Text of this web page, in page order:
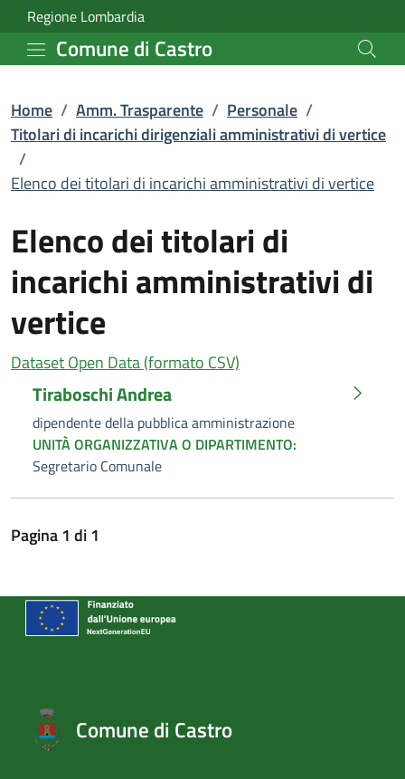
Vai al contenuto principale
Elenco dei titolari di
Regione Lombardia
Comune di Castro
Home / Amm. Trasparente / Personale /
Titolari di incarichi dirigenziali amministrativi di vertice
/
Elenco dei titolari di incarichi amministrativi di vertice
Elenco dei titolari di
incarichi amministrativi di
vertice
Dataset Open Data (formato CSV)
Tiraboschi Andrea
dipendente della pubblica amministrazione
UNITÀ ORGANIZZATIVA O DIPARTIMENTO:
Segretario Comunale
Pagina1 di1
Comune di Castro